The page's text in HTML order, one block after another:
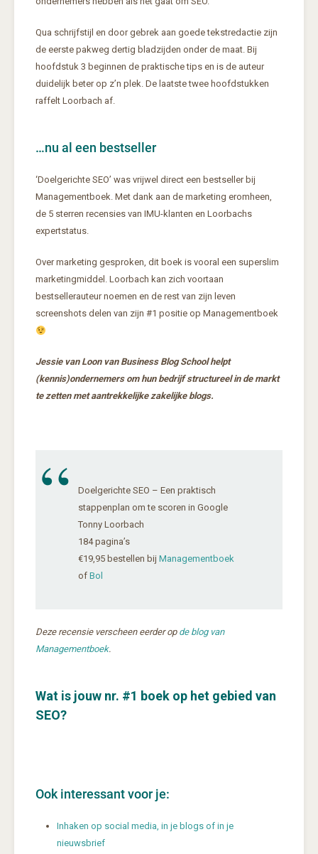
Qua schrijfstijl en door gebrek aan goede tekstredactie zijn
de eerste pakweg dertig bladzijden onder de maat. Bij
hoofdstuk 3 beginnen de praktische tips en is de auteur
duidelijk beter op z’n plek. De laatste twee hoofdstukken
raffelt Loorbach af.
…nu al een bestseller
‘Doelgerichte SEO’ was vrijwel direct een bestseller bij
Managementboek. Met dank aan de marketing eromheen,
de 5 sterren recensies van IMU-klanten en Loorbachs
expertstatus.
Over marketing gesproken, dit boek is vooral een superslim
marketingmiddel. Loorbach kan zich voortaan
bestsellerauteur noemen en de rest van zijn leven
screenshots delen van zijn #1 positie op Managementboek
Jessie van Loon van Business Blog School helpt
(kennis)ondernemers om hun bedrijf structureel in de markt
te zetten met aantrekkelijke zakelijke blogs.
Doelgerichte SEO – Een praktisch
stappenplan om te scoren in Google
Tonny Loorbach
184 pagina’s
€19,95 bestellen bij Managementboek
of Bol
Deze recensie verscheen eerder op de blog van
Managementboek.
Wat is jouw nr. #1 boek op het gebied van
SEO?
Ook interessant voor je:
Inhaken op social media, in je blogs of in je
nieuwsbrief